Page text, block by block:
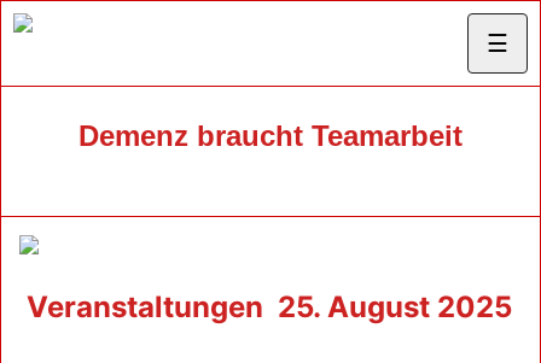
☰
Demenz braucht Teamarbeit
Veranstaltungen 25. August 2025